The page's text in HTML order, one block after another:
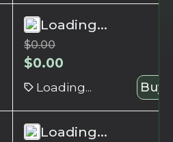
Loading...
$0.00
$0.00
Loading... Buy
Loading...